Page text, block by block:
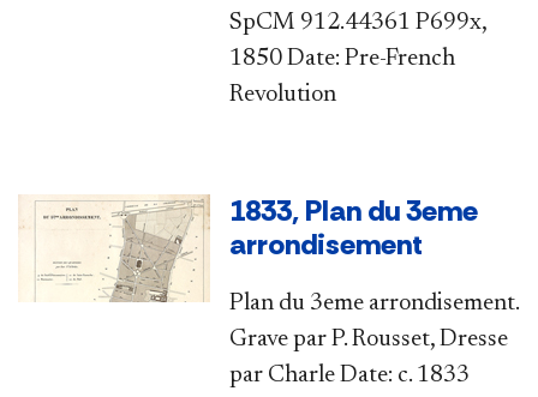
SpCM 912.44361 P699x,
1850 Date: Pre-French
Revolution
1833, Plan du 3eme
arrondisement
Plan du 3eme arrondisement.
Grave par P. Rousset, Dresse
par Charle Date: c. 1833